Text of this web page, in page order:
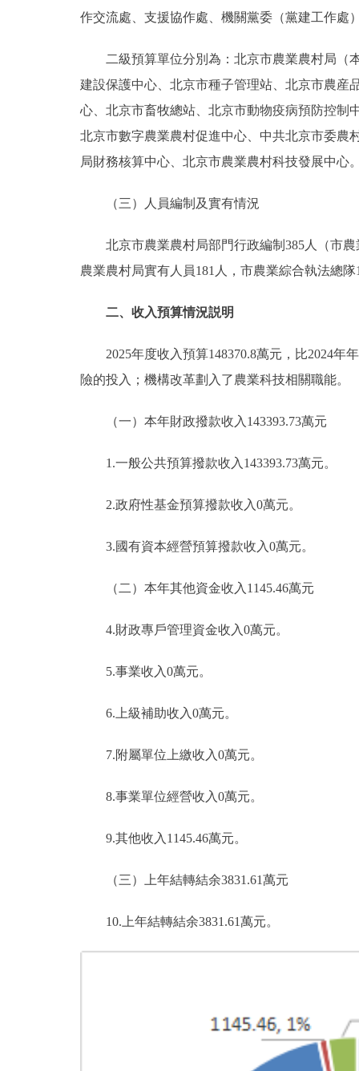
作交流處、支援協作處、機關黨委（黨建工作處
二級預算單位分別為：北京市農業農村局（本
建設保護中心、北京市種子管理站、北京市農産
心、北京市畜牧總站、北京市動物疫病預防控制
北京市數字農業農村促進中心、中共北京市委農
局財務核算中心、北京市農業農村科技發展中心
（三）人員編制及實有情況
北京市農業農村局部門行政編制385人（市農
農業農村局實有人員181人，市農業綜合執法總
二、收入預算情況説明
2025年度收入預算148370.8萬元，比2024年年
險的投入；機構改革劃入了農業科技相關職能。
（一）本年財政撥款收入143393.73萬元
1.一般公共預算撥款收入143393.73萬元。
2.政府性基金預算撥款收入0萬元。
3.國有資本經營預算撥款收入0萬元。
（二）本年其他資金收入1145.46萬元
4.財政專戶管理資金收入0萬元。
5.事業收入0萬元。
6.上級補助收入0萬元。
7.附屬單位上繳收入0萬元。
8.事業單位經營收入0萬元。
9.其他收入1145.46萬元。
（三）上年結轉結余3831.61萬元
10.上年結轉結余3831.61萬元。